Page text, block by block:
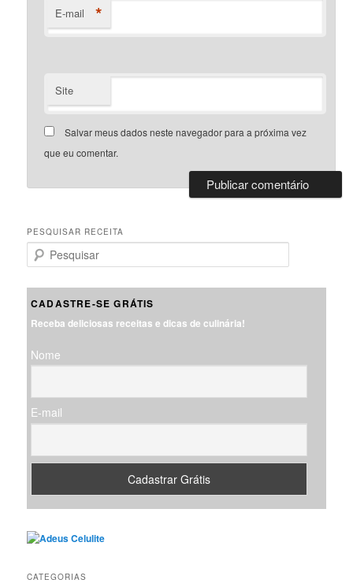
E-mail *
Site
Salvar meus dados neste navegador para a próxima vez
que eu comentar.
PESQUISAR RECEITA
e
u
a
CADASTRE-SE GRÁTIS
Receba deliciosas receitas e dicas de culinária!
Nome
E-mail
CATEGORIAS